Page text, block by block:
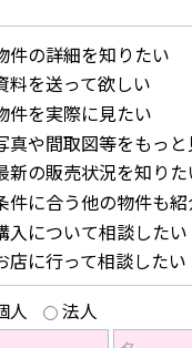
件の詳細を知りたい
料を送って欲しい
件を実際に見たい
真や間取図等をもっ
新の販売状況を知りた
件に合う他の物件も
入について相談したい
店に行って相談したい
人
法人